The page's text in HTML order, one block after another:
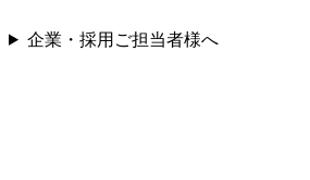
企業・採用ご担当者様へ